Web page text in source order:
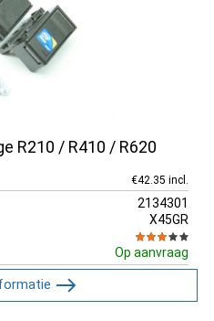
R210 / R410 / R620
€42.35 incl.
2134301
X45GR
Op aanvraag